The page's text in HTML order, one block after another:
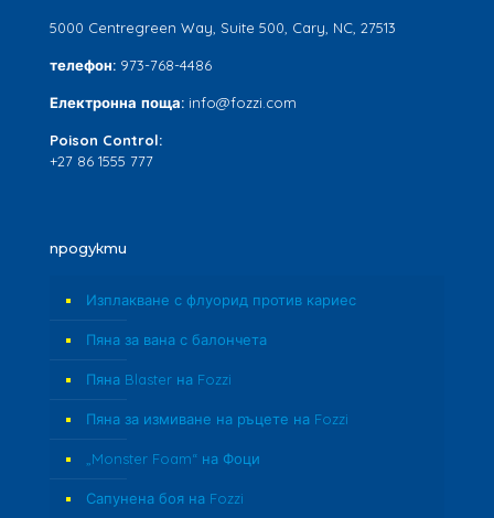
5000 Centregreen Way, Suite 500, Cary, NC, 27513
телефон: 973-768-4486
Електронна поща: info@fozzi.com
Poison Control:
+27 86 1555 777
продукти
Изплакване с флуорид против кариес
Пяна за вана с балончета
Пяна Blaster на Fozzi
Пяна за измиване на ръцете на Fozzi
„Monster Foam“ на Фоци
Сапунена боя на Fozzi